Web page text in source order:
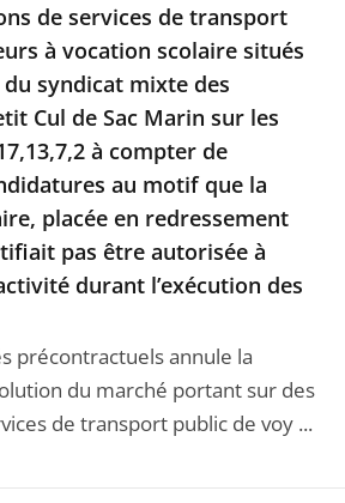
de services de transport
à vocation scolaire situés
syndicat mixte des
Cul de Sac Marin sur les
à compter de
au motif que la
placée en redressement
pas être autorisée à
durant l’exécution des
précontractuels annule la
du marché portant sur des
de transport public de voy ...